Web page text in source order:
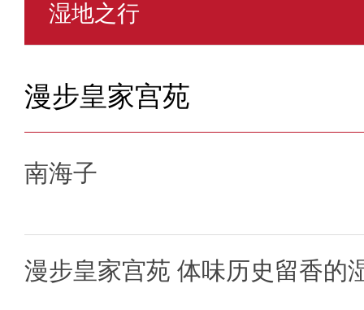
湿地之行
漫步皇家宫苑
南海子
漫步皇家宫苑 体味历史留香的